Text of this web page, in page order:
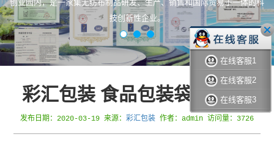
袋,
专
无
纺
布
袋
生
产
厂
家
创业园内，是一家集无纺布制品研发、生产、销售和国际贸易于一体的科
技创新性企业。
彩汇包装 食品包装袋 面粉袋
发布日期：2020-03-19 来源： 彩汇包装 作者：admin 访问量：3726
在线客服1
在线客服2
在线客服3